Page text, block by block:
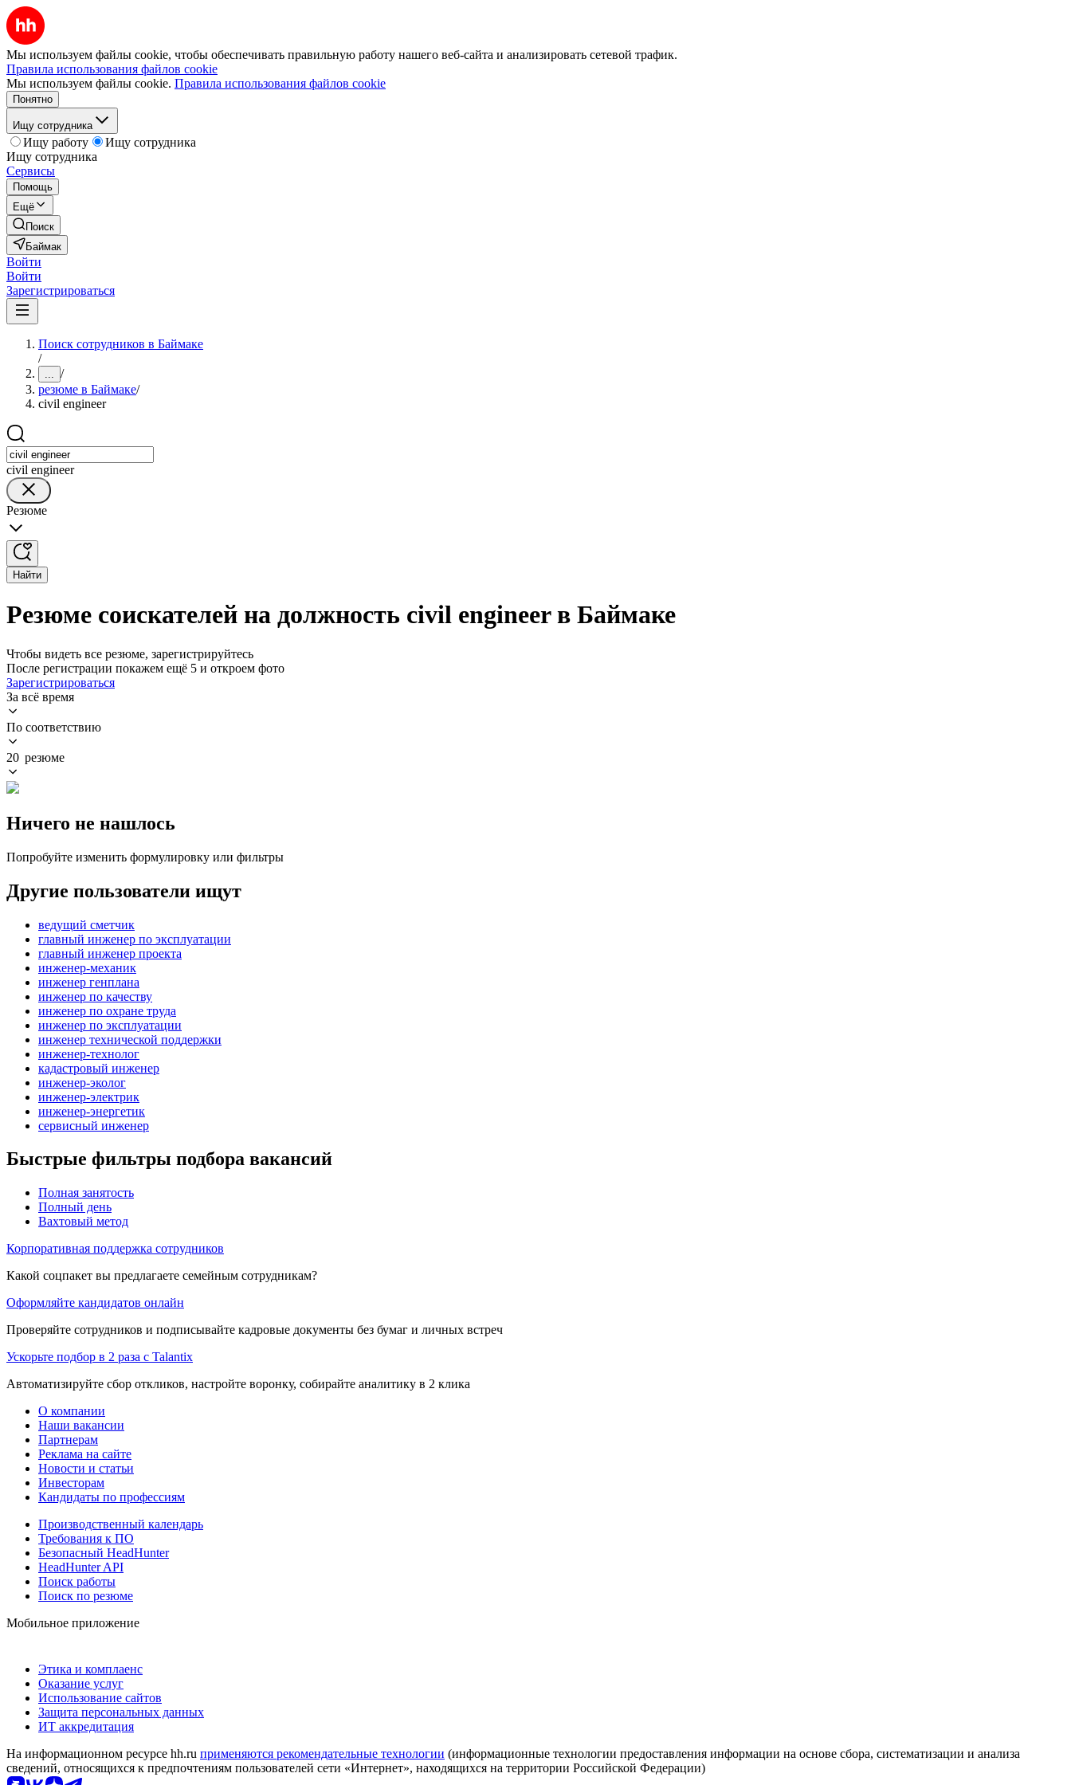
Мы используем файлы cookie, чтобы обеспечивать правильную работу нашего веб-сайта и анализировать сетевой трафик.
Правила использования файлов cookie
Мы используем файлы cookie. Правила использования файлов cookie
Понятно
Ищу сотрудника
Ищу работу
Ищу сотрудника
Ищу сотрудника
Сервисы
Помощь
Ещё
Поиск
Баймак
Войти
Войти
Зарегистрироваться
Поиск сотрудников в Баймаке
/
... /
резюме в Баймаке/
civil engineer
civil engineer
Резюме
Найти
Резюме соискателей на должность civil engineer в Баймаке
Чтобы видеть все резюме, зарегистрируйтесь
После регистрации покажем ещё 5 и откроем фото
Зарегистрироваться
За всё время
По соответствию
20 резюме
Ничего не нашлось
Попробуйте изменить формулировку или фильтры
Другие пользователи ищут
ведущий сметчик
главный инженер по эксплуатации
главный инженер проекта
инженер-механик
инженер генплана
инженер по качеству
инженер по охране труда
инженер по эксплуатации
инженер технической поддержки
инженер-технолог
кадастровый инженер
инженер-эколог
инженер-электрик
инженер-энергетик
сервисный инженер
Быстрые фильтры подбора вакансий
Полная занятость
Полный день
Вахтовый метод
Корпоративная поддержка сотрудников
Какой соцпакет вы предлагаете семейным сотрудникам?
Оформляйте кандидатов онлайн
Проверяйте сотрудников и подписывайте кадровые документы без бумаг и личных встреч
Ускорьте подбор в 2 раза с Talantix
Автоматизируйте сбор откликов, настройте воронку, собирайте аналитику в 2 клика
О компании
Наши вакансии
Партнерам
Реклама на сайте
Новости и статьи
Инвесторам
Кандидаты по профессиям
Производственный календарь
Требования к ПО
Безопасный HeadHunter
HeadHunter API
Поиск работы
Поиск по резюме
Мобильное приложение
Этика и комплаенс
Оказание услуг
Использование сайтов
Защита персональных данных
ИТ аккредитация
На информационном ресурсе hh.ru применяются рекомендательные технологии (информационные технологии предоставления информации на основе сбора, систематизации и анализа
сведений, относящихся к предпочтениям пользователей сети «Интернет», находящихся на территории Российской Федерации)